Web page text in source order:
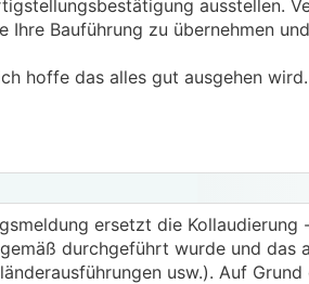
ausstellen.
Ihre Bauführung zu übernehmen
hoffe das alles gut ausgehen wird.
ersetzt die
durchgeführt wurde und das
usw.). Auf